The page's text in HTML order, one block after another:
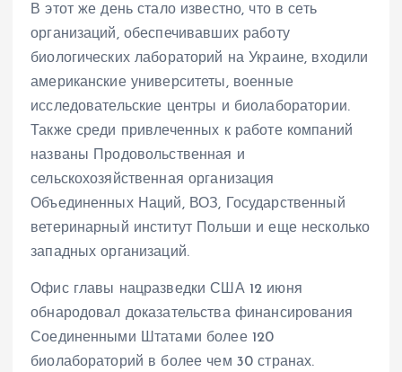
В этот же день стало известно, что в сеть
организаций, обеспечивавших работу
биологических лабораторий на Украине, входили
американские университеты, военные
исследовательские центры и биолаборатории.
Также среди привлеченных к работе компаний
названы Продовольственная и
сельскохозяйственная организация
Объединенных Наций, ВОЗ, Государственный
ветеринарный институт Польши и еще несколько
западных организаций.
Офис главы нацразведки США 12 июня
обнародовал доказательства финансирования
Соединенными Штатами более 120
биолабораторий в более чем 30 странах.